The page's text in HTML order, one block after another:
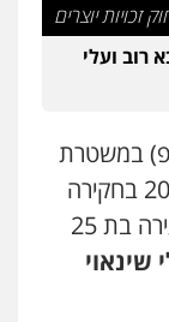
דין לענייני
חמורה
רוב ועלי
במשטרת
מרחב אשר פתחו בחודש דצמבר 2024 בחקירה
בעקבות היעלמותם של בני זוג – צעירה בת 25
שינאוי